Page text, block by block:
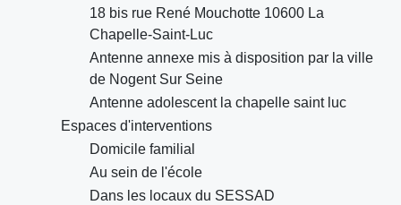
18 bis rue René Mouchotte 10600 La
Chapelle-Saint-Luc
Antenne annexe mis à disposition par la ville
de Nogent Sur Seine
Antenne adolescent la chapelle saint luc
Espaces d'interventions
Domicile familial
Au sein de l'école
Dans les locaux du SESSAD